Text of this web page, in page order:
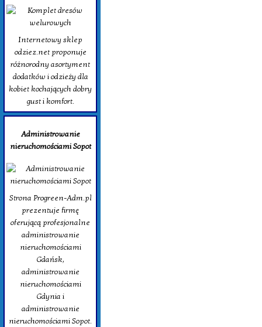
Internetowy sklep
odziez.net proponuje
różnorodny asortyment
dodatków i odzieży dla
kobiet kochających dobry
gust i komfort.
Administrowanie
nieruchomościami Sopot
Strona Progreen-Adm.pl
prezentuje firmę
oferującą profesjonalne
administrowanie
nieruchomościami
Gdańsk,
administrowanie
nieruchomościami
Gdynia i
administrowanie
nieruchomościami Sopot.